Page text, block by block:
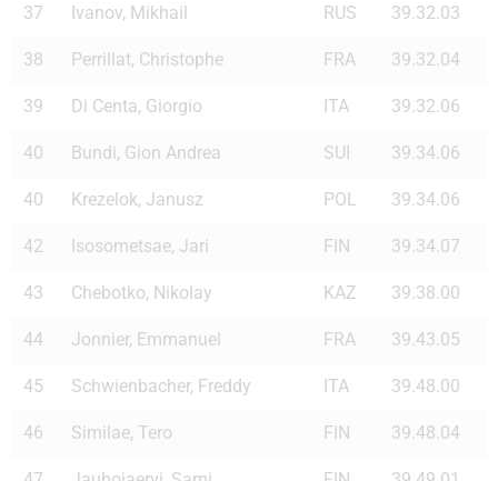
37 Ivanov, Mikhail RUS 39.32.03
38 Perrillat, Christophe FRA 39.32.04
39 Di Centa, Giorgio ITA 39.32.06
40 Bundi, Gion Andrea SUI 39.34.06
40 Krezelok, Janusz POL 39.34.06
42 Isosometsae, Jari FIN 39.34.07
43 Chebotko, Nikolay KAZ 39.38.00
44 Jonnier, Emmanuel FRA 39.43.05
45 Schwienbacher, Freddy ITA 39.48.00
46 Similae, Tero FIN 39.48.04